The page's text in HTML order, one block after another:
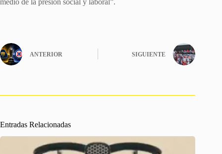
ANTERIOR SIGUIENTE
Entradas Relacionadas